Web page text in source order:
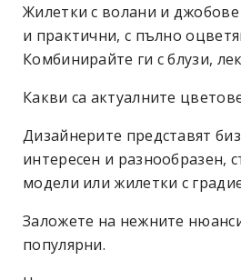
Жилетки с волани и
и практични, с пълно
Комбинирайте ги с блузи,
Какви са актуалните
Дизайнерите представят
интересен и разнообразен,
модели или жилетки с
Заложете на нежните
популярни.